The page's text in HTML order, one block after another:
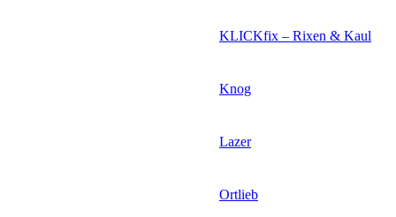
KLICKfix – Rixen & Kaul
Knog
Lazer
Ortlieb